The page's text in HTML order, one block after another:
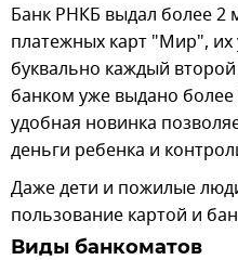
Банк РНКБ выдал более 2
платежных карт "Мир", их
буквально каждый
банком уже выдано более
удобная новинка
деньги ребенка и
Даже дети и пожилые
пользование картой и
Виды банкоматов